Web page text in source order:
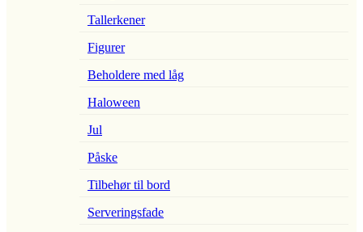
Tallerkener
Figurer
Beholdere med låg
Haloween
Jul
Påske
Tilbehør til bord
Serveringsfade